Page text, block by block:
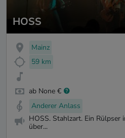
HOSS
Mainz
59 km
ab None €
Anderer Anlass
HOSS. Stahlzart. Ein Rülpser
über...